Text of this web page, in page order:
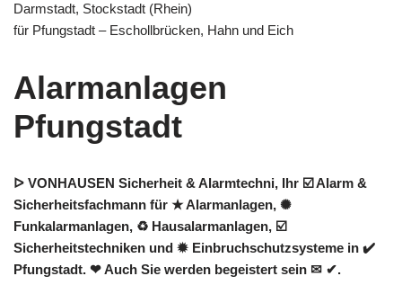
Darmstadt, Stockstadt (Rhein)
für Pfungstadt – Eschollbrücken, Hahn und Eich
Alarmanlagen
Pfungstadt
ᐅ VONHAUSEN Sicherheit & Alarmtechni, Ihr ☑️ Alarm &
Sicherheitsfachmann für ★ Alarmanlagen, ✺
Funkalarmanlagen, ♻ Hausalarmanlagen, ☑️
Sicherheitstechniken und ✹ Einbruchschutzsysteme in ✔️
Pfungstadt. ❤ Auch Sie werden begeistert sein ✉ ✔.